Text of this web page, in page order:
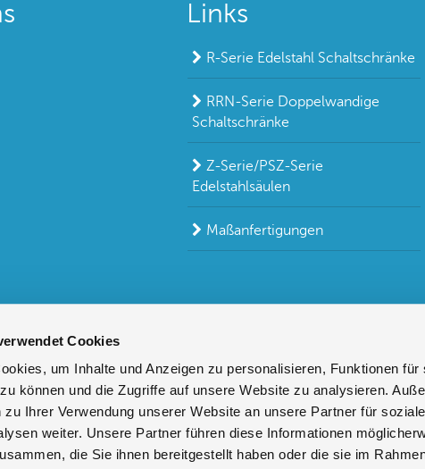
Cookies
um Inhalte und Anzeigen zu personalisieren, Funktionen für
können und die Zugriffe auf unsere Website zu analysieren.
zu Ihrer Verwendung unserer Website an unsere Partner für
weiter. Unsere Partner führen diese Informationen
die Sie ihnen bereitgestellt haben oder die sie im
Links
R-Serie Edelstahl Schaltschränke
RRN-Serie Doppelwandige
Schaltschränke
Z-Serie/PSZ-Serie
Edelstahlsäulen
Maßanfertigungen